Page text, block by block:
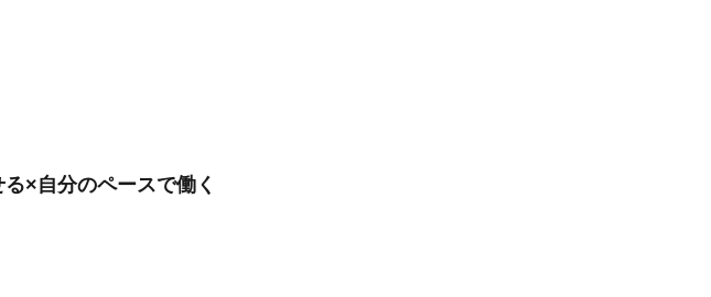
×自分のペースで働く